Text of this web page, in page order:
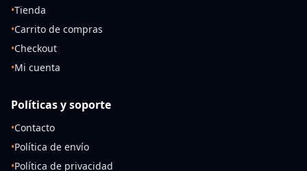
•Tienda
•Carrito de compras
•Checkout
•Mi cuenta
Políticas y soporte
•Contacto
•Política de envío
•Política de privacidad